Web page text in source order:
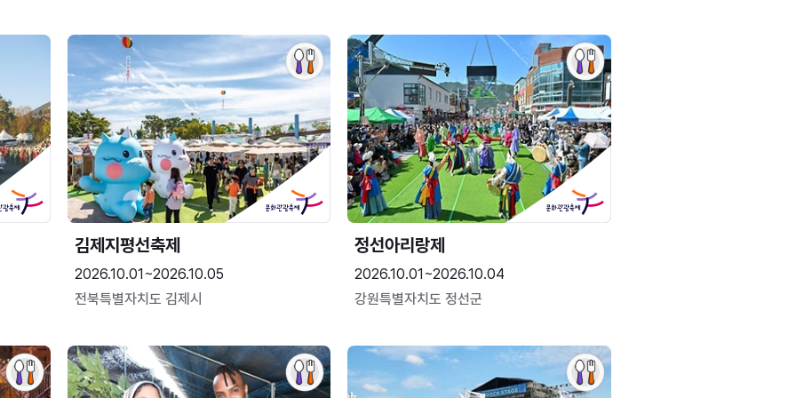
김제지평선축제
2026.10.01~2026.10.05
전북특별자치도 김제시
정선아리랑제
2026.10.01~2026.10.04
강원특별자치도 정선군